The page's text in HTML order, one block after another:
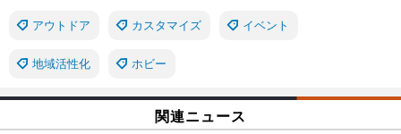
アウトドア カスタマイズ イベント
地域活性化 ホビー
関連ニュース